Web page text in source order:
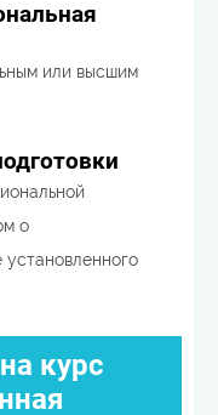
или высшим
о
курс